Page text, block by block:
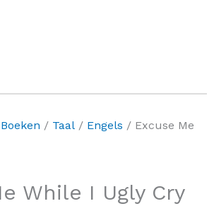
Boeken / Taal / Engels / Excuse Me
While I Ugly Cry